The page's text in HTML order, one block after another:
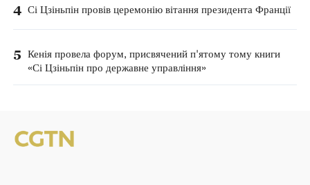
4 Сі Цзіньпін провів церемонію вітання президента Франції
5 Кенія провела форум, присвячений п'ятому тому книги
«Сі Цзіньпін про державне управління»